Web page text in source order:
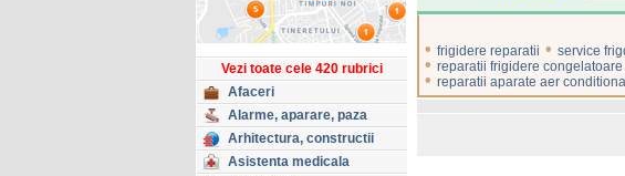
Vezi toate cele 420 rubrici
Afaceri
Alarme, aparare, paza
Arhitectura, constructii
Asistenta medicala
• frigidere reparatii • service
• reparatii frigidere congelatoare
• reparatii aparate aer